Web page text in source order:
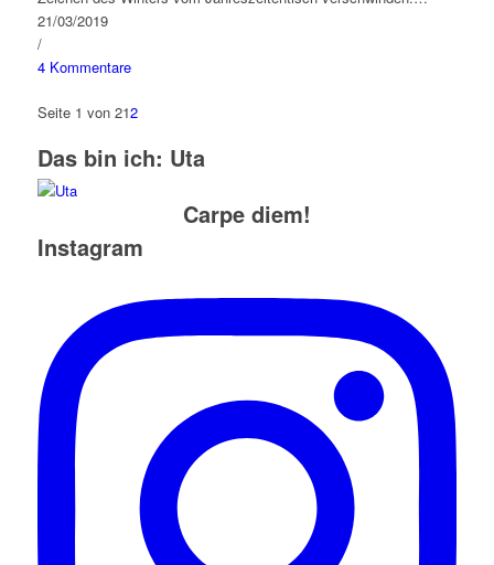
21/03/2019
/
4 Kommentare
Seite 1 von 212
Das bin ich: Uta
Carpe diem!
Instagram